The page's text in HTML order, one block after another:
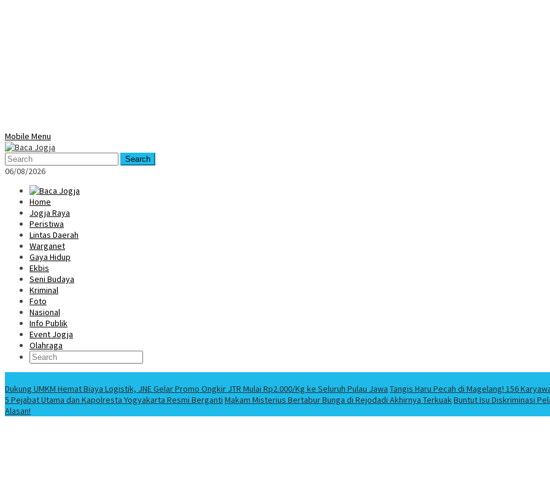
Mobile Menu
Search
06/08/2026
Home
Jogja Raya
Peristiwa
Lintas Daerah
Warganet
Gaya Hidup
Ekbis
Seni Budaya
Kriminal
Foto
Nasional
Info Publik
Event Jogja
Olahraga
Dukung UMKM Hemat Biaya Logistik, JNE Gelar Promo Ongkir JTR Mulai Rp2.000/Kg ke Seluruh Pulau Jawa Tangis Haru Pecah di Magelang! 156
5 Pejabat Utama dan Kapolresta Yogyakarta Resmi Berganti Makam Misterius Bertabur Bunga di Rejodadi Akhirnya TerkuakBuntut Isu Diskriminasi
Alasan!